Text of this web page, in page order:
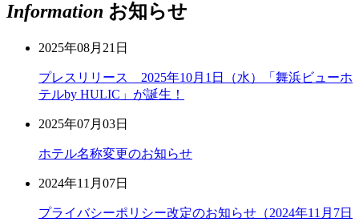
Information お知らせ
2025年08月21日
プレスリリース 2025年10月1日（水）「舞浜ビューホ
テルby HULIC」が誕生！
2025年07月03日
ホテル名称変更のお知らせ
2024年11月07日
プライバシーポリシー改定のお知らせ（2024年11月7日